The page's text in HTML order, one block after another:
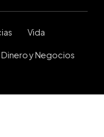
Vida
Dinero y Negocios